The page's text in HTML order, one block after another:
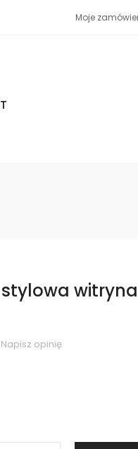
Moje
stylowa
Napisz opinię